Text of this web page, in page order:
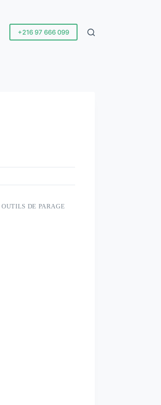
+216 97 666 099
OUTILS DE PARAGE